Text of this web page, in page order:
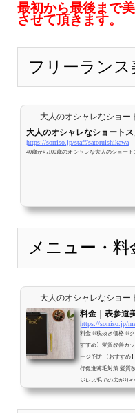
最初から最後まで
させて頂きます。
フリーランス
大人のオシャレなショー
大人のオシャレなショート
https://sorriso.jp/staff/satoruishikawa
40歳から100歳のオシャレな大人のショート
メニュー・料
大人のオシャレなショー
料金｜表参道
https://sorriso.jp/
料金※税抜き価格※ク
すすめ】髪質改善カ
ージ予防 【おすすめ
行促進薄毛対策 髪質
ジレス毛での広がり